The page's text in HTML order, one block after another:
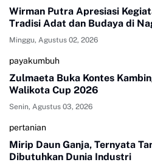
Wirman Putra Apresiasi
Tradisi Adat dan Budaya di
Minggu, Agustus 02, 2026
payakumbuh
Zulmaeta Buka Kontes
Walikota Cup 2026
Senin, Agustus 03, 2026
pertanian
Mirip Daun Ganja, Ternyata
Dibutuhkan Dunia Industri